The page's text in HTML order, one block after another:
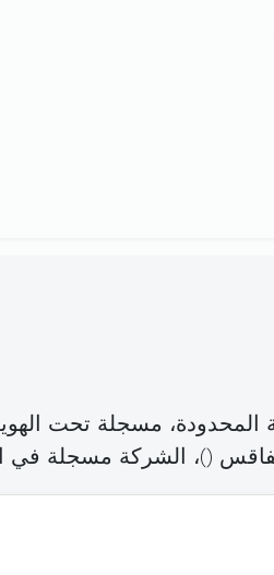
المحدودة، مسجلة تحت
)، الشركة مسجلة في